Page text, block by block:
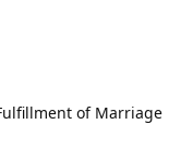
of Marriage